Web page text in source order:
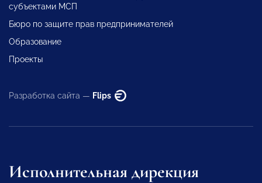
субъектами МСП
Бюро по защите прав предпринимателей
Образование
Проекты
Разработка сайта — Flips
Исполнительная дирекция